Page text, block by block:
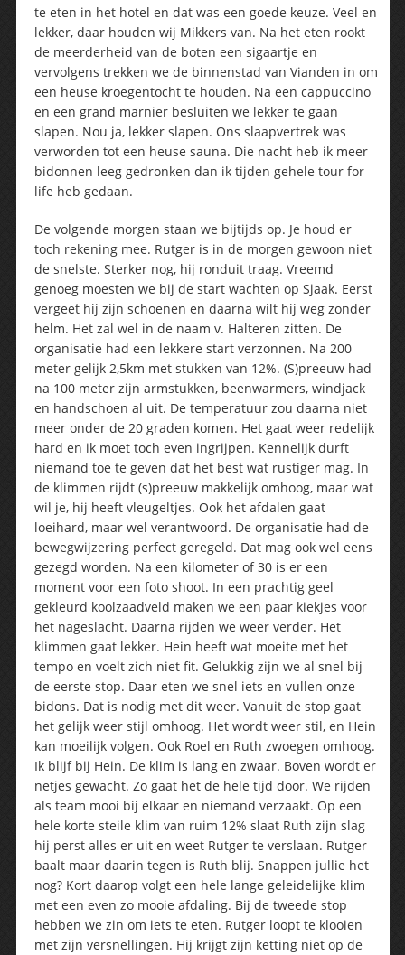
te eten in het hotel en dat was een goede keuze. Veel en
lekker, daar houden wij Mikkers van. Na het eten rookt
de meerderheid van de boten een sigaartje en
vervolgens trekken we de binnenstad van Vianden in om
een heuse kroegentocht te houden. Na een cappuccino
en een grand marnier besluiten we lekker te gaan
slapen. Nou ja, lekker slapen. Ons slaapvertrek was
verworden tot een heuse sauna. Die nacht heb ik meer
bidonnen leeg gedronken dan ik tijden gehele tour for
life heb gedaan.
De volgende morgen staan we bijtijds op. Je houd er
toch rekening mee. Rutger is in de morgen gewoon niet
de snelste. Sterker nog, hij ronduit traag. Vreemd
genoeg moesten we bij de start wachten op Sjaak. Eerst
vergeet hij zijn schoenen en daarna wilt hij weg zonder
helm. Het zal wel in de naam v. Halteren zitten. De
organisatie had een lekkere start verzonnen. Na 200
meter gelijk 2,5km met stukken van 12%. (S)preeuw had
na 100 meter zijn armstukken, beenwarmers, windjack
en handschoen al uit. De temperatuur zou daarna niet
meer onder de 20 graden komen. Het gaat weer redelijk
hard en ik moet toch even ingrijpen. Kennelijk durft
niemand toe te geven dat het best wat rustiger mag. In
de klimmen rijdt (s)preeuw makkelijk omhoog, maar wat
wil je, hij heeft vleugeltjes. Ook het afdalen gaat
loeihard, maar wel verantwoord. De organisatie had de
bewegwijzering perfect geregeld. Dat mag ook wel eens
gezegd worden. Na een kilometer of 30 is er een
moment voor een foto shoot. In een prachtig geel
gekleurd koolzaadveld maken we een paar kiekjes voor
het nageslacht. Daarna rijden we weer verder. Het
klimmen gaat lekker. Hein heeft wat moeite met het
tempo en voelt zich niet fit. Gelukkig zijn we al snel bij
de eerste stop. Daar eten we snel iets en vullen onze
bidons. Dat is nodig met dit weer. Vanuit de stop gaat
het gelijk weer stijl omhoog. Het wordt weer stil, en Hein
kan moeilijk volgen. Ook Roel en Ruth zwoegen omhoog.
Ik blijf bij Hein. De klim is lang en zwaar. Boven wordt er
netjes gewacht. Zo gaat het de hele tijd door. We rijden
als team mooi bij elkaar en niemand verzaakt. Op een
hele korte steile klim van ruim 12% slaat Ruth zijn slag
hij perst alles er uit en weet Rutger te verslaan. Rutger
baalt maar daarin tegen is Ruth blij. Snappen jullie het
nog? Kort daarop volgt een hele lange geleidelijke klim
met een even zo mooie afdaling. Bij de tweede stop
hebben we zin om iets te eten. Rutger loopt te klooien
met zijn versnellingen. Hij krijgt zijn ketting niet op de